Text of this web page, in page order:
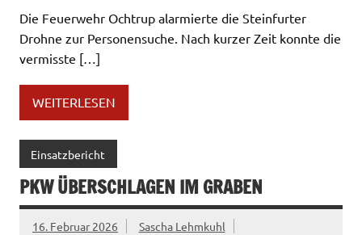
Die Feuerwehr Ochtrup alarmierte die Steinfurter
Drohne zur Personensuche. Nach kurzer Zeit konnte die
vermisste […]
WEITERLESEN
Einsatzbericht
PKW ÜBERSCHLAGEN IM GRABEN
16. Februar 2026 Sascha Lehmkuhl